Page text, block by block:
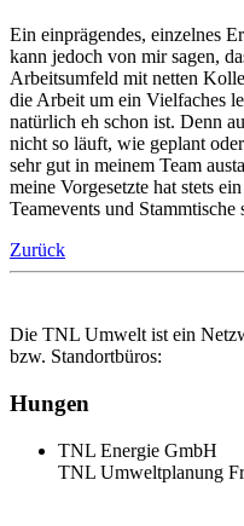
Ein einprägendes, einzelnes
kann jedoch von mir sagen,
Arbeitsumfeld mit netten
die Arbeit um ein Vielfaches
natürlich eh schon ist. Denn
nicht so läuft, wie geplant
sehr gut in meinem Team
meine Vorgesetzte hat stets
Teamevents und
Zurück
Die TNL Umwelt ist ein
bzw. Standortbüros:
Hungen
TNL Energie GmbH
TNL Umweltplanung